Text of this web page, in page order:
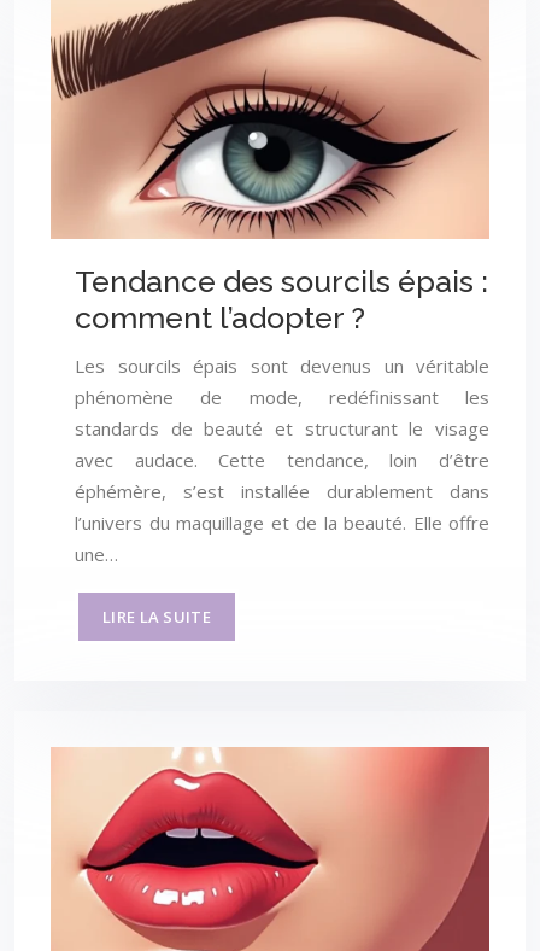
Tendance des sourcils épais :
comment l’adopter ?
Les sourcils épais sont devenus un véritable
phénomène de mode, redéfinissant les
standards de beauté et structurant le visage
avec audace. Cette tendance, loin d’être
éphémère, s’est installée durablement dans
l’univers du maquillage et de la beauté. Elle offre
une…
LIRE LA SUITE